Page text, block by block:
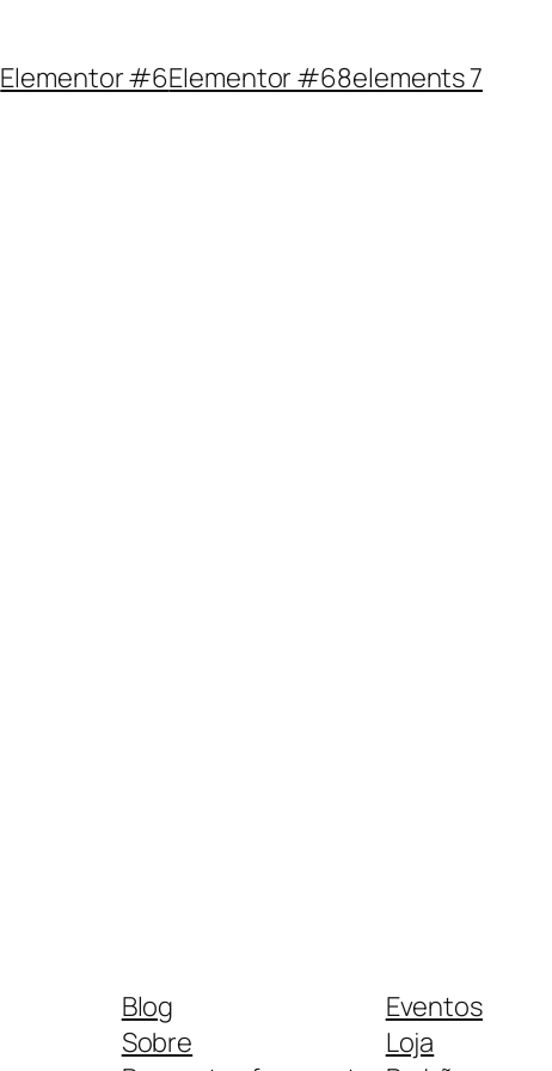
Elementor #6Elementor #68elements 7
Blog
Sobre
Eventos
Loja